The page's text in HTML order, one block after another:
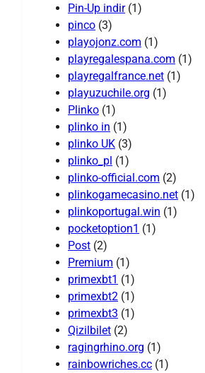
Pin-Up indir(1)
pinco (3)
playojonz.com (1)
playregalespana.com (1)
playregalfrance.net (1)
playuzuchile.org (1)
Plinko (1)
plinko in (1)
plinko UK (3)
plinko_pl (1)
plinko-official.com (2)
plinkogamecasino.net (1)
plinkoportugal.win (1)
pocketoption1 (1)
Post (2)
Premium (1)
primexbt1 (1)
primexbt2 (1)
primexbt3 (1)
Qizilbilet (2)
ragingrhino.org (1)
rainbowriches.cc (1)